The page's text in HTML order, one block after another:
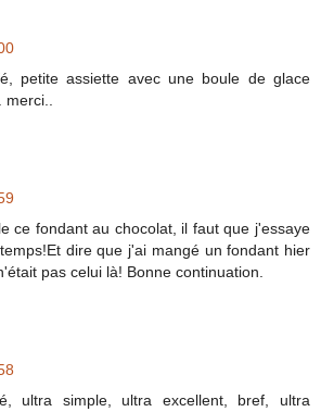
petite assiette avec une boule de glace
ce fondant au chocolat, il faut que j'essaye
dire que j'ai mangé un fondant hier
pas celui là! Bonne continuation.
ultra simple, ultra excellent, bref, ultra